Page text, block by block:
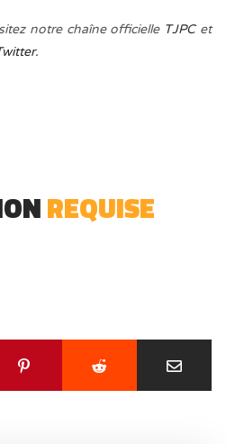
notre chaîne officielle TJPCet
REQUISE